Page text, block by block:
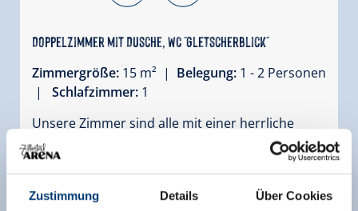
Zustimmung Details Über Cookies
Doppelzimmer mit Dusche, WC "Gletscherblick"
Zimmergröße: 15 m² | Belegung: 1 - 2 Personen
|
Schlafzimmer: 1
Unsere Zimmer sind alle mit einer herrliche
Aussicht ins wunderschöne Schönachtal
ausgestattet.
Genießen Sie den herrlichen Ausblick auf dem
Balkon und wir garantieren ihnen Entspannung